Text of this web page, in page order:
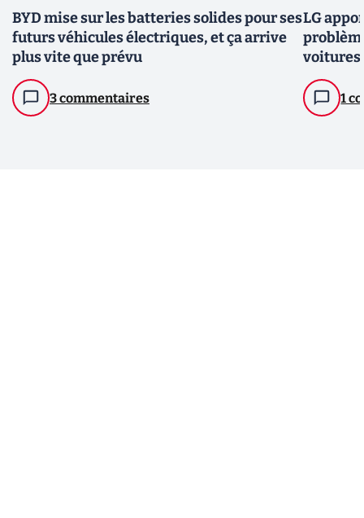
BYD mise sur les batteries solides pour ses
futurs véhicules électriques, et ça arrive
plus vite que prévu
3 commentaires
LG
voitures
1